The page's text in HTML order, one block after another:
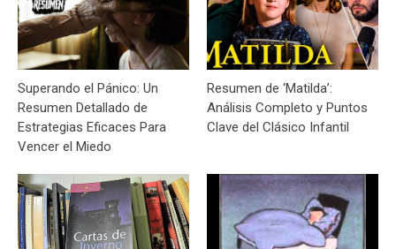
Superando el Pánico: Un
Resumen Detallado de
Estrategias Eficaces Para
Vencer el Miedo
Resumen de ‘Matilda’:
Análisis Completo y Puntos
Clave del Clásico Infantil